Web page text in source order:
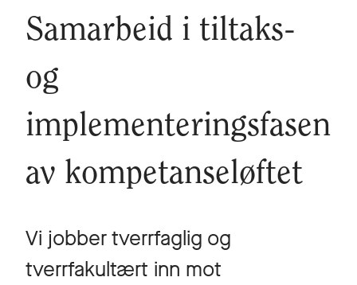
Samarbeid i tiltaks-
og
implementeringsfasen
av kompetanseløftet
Vi jobber tverrfaglig og
tverrfakultært inn mot